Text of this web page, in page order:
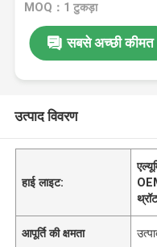
MOQ：1 टुकड़ा
सबसे अच्छी कीमत
उत्पाद विवरण
हाई लाइट:
आपूर्ति की क्षमता